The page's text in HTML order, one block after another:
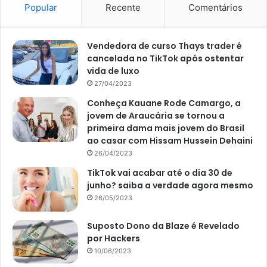
Como dito, as aves são sensíveis e truques visuais podem
afugentá-los da sua hortinha. Desse modo, segundo João
Mathias em matéria para a revista
Globo Rural
, em 12 de
fevereiro de 2022, a dica é pendurar CD’s ou fitas
laminadas de forma paralela aos canteiros.
Popular Recente Comentários
Vendedora de curso Thays trader é
cancelada no TikTok após ostentar
vida de luxo
27/04/2023
Conheça Kauane Rode Camargo, a
jovem de Araucária se tornou a
primeira dama mais jovem do Brasil
ao casar com Hissam Hussein Dehaini
26/04/2023
TikTok vai acabar até o dia 30 de
junho? saiba a verdade agora mesmo
26/05/2023
Suposto Dono da Blaze é Revelado
por Hackers
10/06/2023